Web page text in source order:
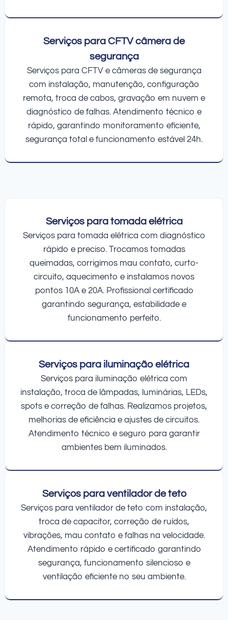
Serviços para CFTV câmera de
segurança
Serviços para CFTV e câmeras de segurança
com instalação, manutenção, configuração
remota, troca de cabos, gravação em nuvem e
diagnóstico de falhas. Atendimento técnico e
rápido, garantindo monitoramento eficiente,
segurança total e funcionamento estável 24h.
Serviços para tomada elétrica
Serviços para tomada elétrica com diagnóstico
rápido e preciso. Trocamos tomadas
queimadas, corrigimos mau contato, curto-
circuito, aquecimento e instalamos novos
pontos 10A e 20A. Profissional certificado
garantindo segurança, estabilidade e
funcionamento perfeito.
Serviços para iluminação elétrica
Serviços para iluminação elétrica com
instalação, troca de lâmpadas, luminárias, LEDs,
spots e correção de falhas. Realizamos projetos,
melhorias de eficiência e ajustes de circuitos.
Atendimento técnico e seguro para garantir
ambientes bem iluminados.
Serviços para ventilador de teto
Serviços para ventilador de teto com instalação,
troca de capacitor, correção de ruídos,
vibrações, mau contato e falhas na velocidade.
Atendimento rápido e certificado garantindo
segurança, funcionamento silencioso e
ventilação eficiente no seu ambiente.